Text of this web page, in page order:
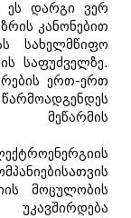
ეს დარგი ვერ
კანონებით
სახელმწიფო
საფუძველზე.
ერთ-ერთ
მეწარმის
მოცულობის